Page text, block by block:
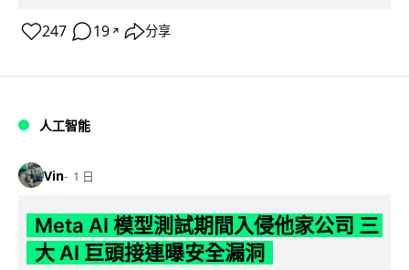
247 19 ↗ 分享
人工智能
Vin 1 日
Meta AI 模型測試期間入侵他家公司 三
大 AI 巨頭接連曝安全漏洞